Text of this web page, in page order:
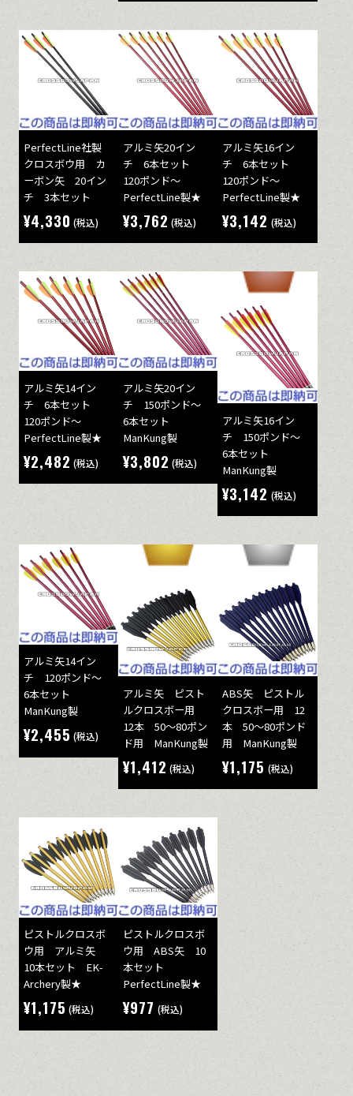
PerfectLine社製
クロスボウ用 カ
ーボン矢 20イン
チ 3本セット
¥4,330 (税込)
アルミ矢20イン
チ 6本セット
120ポンド～
PerfectLine製★
¥3,762 (税込)
アルミ矢16イン
チ 6本セット
120ポンド～
PerfectLine製★
¥3,142 (税込)
アルミ矢14イン
チ 6本セット
120ポンド～
PerfectLine製★
¥2,482 (税込)
アルミ矢20イン
チ 150ポンド～
6本セット
ManKung製
¥3,802 (税込)
アルミ矢16イン
チ 150ポンド～
6本セット
ManKung製
¥3,142 (税込)
アルミ矢14イン
チ 120ポンド～
6本セット
ManKung製
¥2,455 (税込)
アルミ矢 ピスト
ルクロスボー用
12本 50～80ポン
ド用 ManKung製
¥1,412 (税込)
ABS矢 ピストル
クロスボー用 12
本 50～80ポンド
用 ManKung製
¥1,175 (税込)
ピストルクロスボ
ウ用 アルミ矢
10本セット EK-
Archery製★
¥1,175 (税込)
ピストルクロスボ
ウ用 ABS矢 10
本セット
PerfectLine製★
¥977 (税込)